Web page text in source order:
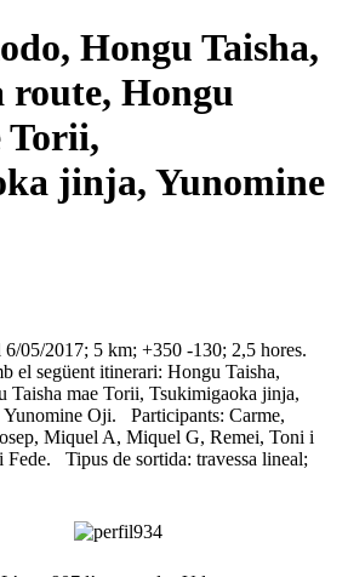
Hongu Taisha,
route, Hongu
Torii,
jinja, Yunomine
05/2017; 5 km; +350 -130; 2,5 hores.
el següent itinerari: Hongu Taisha,
Taisha mae Torii, Tsukimigaoka jinja,
Oji. Participants: Carme,
Miquel A, Miquel G, Remei, Toni i
Tipus de sortida: travessa lineal;